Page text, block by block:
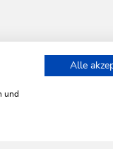
und
Alle